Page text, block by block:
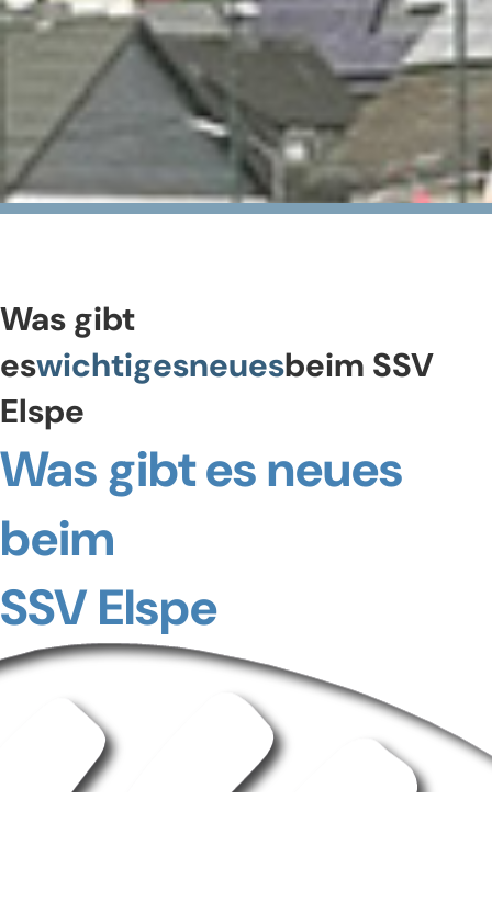
Was gibt
eswichtigesneuesbeim SSV
Elspe
Was gibt es neues
beim
SSV Elspe